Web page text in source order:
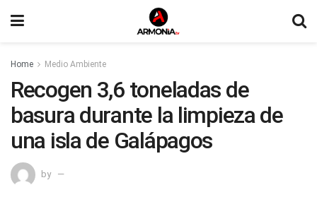
Home Medio Ambiente
Recogen 3,6 toneladas de
basura durante la limpieza de
una isla de Galápagos
by